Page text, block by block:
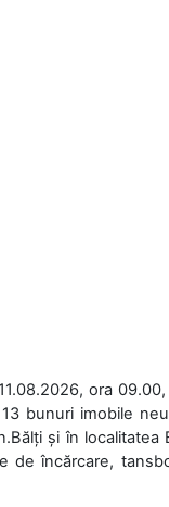
ora
bunuri imobile
și în localitatea
de încărcare,